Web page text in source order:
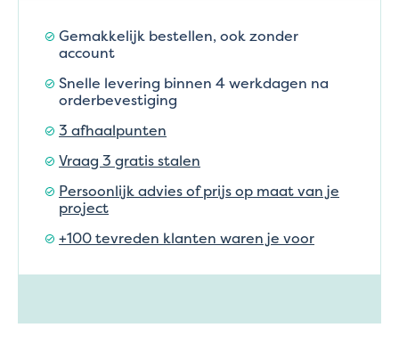
Gemakkelijk bestellen, ook zonder
account
Snelle levering binnen 4 werkdagen na
orderbevestiging
3 afhaalpunten
Vraag 3 gratis stalen
Persoonlijk advies of prijs op maat van je
project
+100 tevreden klanten waren je voor